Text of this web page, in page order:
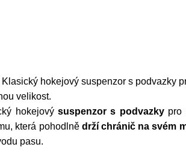
hokejový suspenzor s podvazky
velikost.
hokejovýsuspenzor s podvazkypro
která pohodlně drží chránič na svém
pasu.